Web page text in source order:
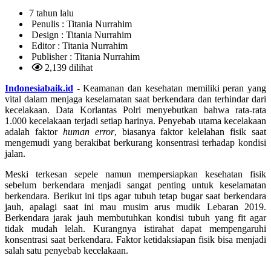
7 tahun lalu
Penulis : Titania Nurrahim
Design : Titania Nurrahim
Editor : Titania Nurrahim
Publisher : Titania Nurrahim
2,139 dilihat
Indonesiabaik.id - Keamanan dan kesehatan memiliki peran yang
vital dalam menjaga keselamatan saat berkendara dan terhindar dari
kecelakaan. Data Korlantas Polri menyebutkan bahwa rata-rata
1.000 kecelakaan terjadi setiap harinya. Penyebab utama kecelakaan
adalah faktor human error, biasanya faktor kelelahan fisik saat
mengemudi yang berakibat berkurang konsentrasi terhadap kondisi
jalan.
Meski terkesan sepele namun mempersiapkan kesehatan fisik
sebelum berkendara menjadi sangat penting untuk keselamatan
berkendara. Berikut ini tips agar tubuh tetap bugar saat berkendara
jauh, apalagi saat ini mau musim arus mudik Lebaran 2019.
Berkendara jarak jauh membutuhkan kondisi tubuh yang fit agar
tidak mudah lelah. Kurangnya istirahat dapat mempengaruhi
konsentrasi saat berkendara. Faktor ketidaksiapan fisik bisa menjadi
salah satu penyebab kecelakaan.